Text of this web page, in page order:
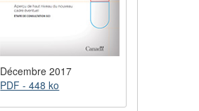
Décembre 2017
PDF - 448 ko